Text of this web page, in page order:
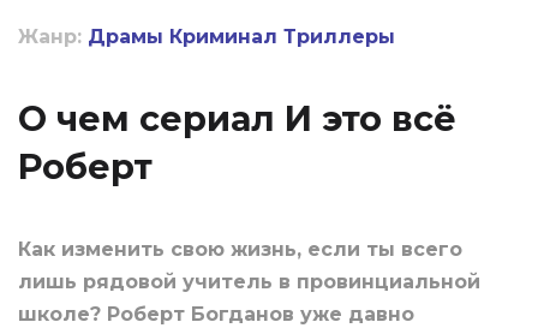
Жанр: Драмы Криминал Триллеры
О чем сериал И это всё
Роберт
Как изменить свою жизнь, если ты всего
лишь рядовой учитель в провинциальной
школе? Роберт Богданов уже давно